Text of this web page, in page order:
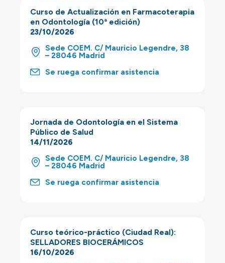
Curso de Actualización en Farmacoterapia
en Odontología (10ª edición)
23/10/2026
Sede COEM. C/ Mauricio Legendre, 38
– 28046 Madrid
Se ruega confirmar asistencia
Jornada de Odontología en el Sistema
Público de Salud
14/11/2026
Sede COEM. C/ Mauricio Legendre, 38
– 28046 Madrid
Se ruega confirmar asistencia
Curso teórico-práctico (Ciudad Real):
SELLADORES BIOCERÁMICOS
16/10/2026